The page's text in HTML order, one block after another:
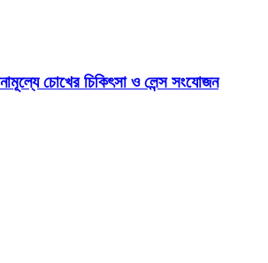
চোখের চিকিৎসা ও লেন্স সংযোজন